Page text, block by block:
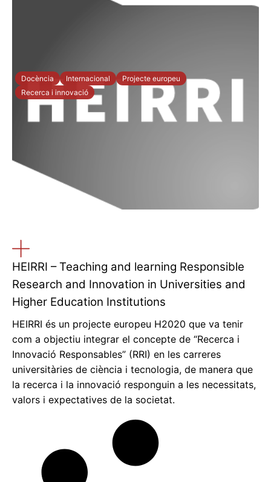
Docència Internacional
Projecte europeu
Recerca i innovació
HEIRRI – Teaching and learning Responsible
Research and Innovation in Universities and
Higher Education Institutions
HEIRRI és un projecte europeu H2020 que va tenir
com a objectiu integrar el concepte de “Recerca i
Innovació Responsables” (RRI) en les carreres
universitàries de ciència i tecnologia, de manera que
la recerca i la innovació responguin a les necessitats,
valors i expectatives de la societat.